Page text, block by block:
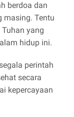
berdoa dan
masing. Tentu
yang
hidup ini.
perintah
secara
kepercayaan